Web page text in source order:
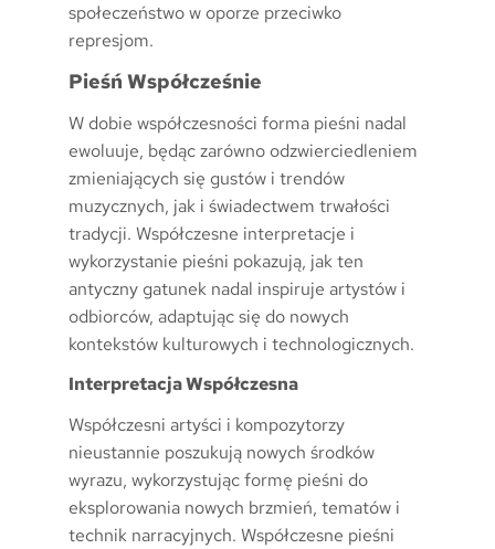
społeczeństwo w oporze przeciwko
represjom.
Pieśń Współcześnie
W dobie współczesności forma pieśni nadal
ewoluuje, będąc zarówno odzwierciedleniem
zmieniających się gustów i trendów
muzycznych, jak i świadectwem trwałości
tradycji. Współczesne interpretacje i
wykorzystanie pieśni pokazują, jak ten
antyczny gatunek nadal inspiruje artystów i
odbiorców, adaptując się do nowych
kontekstów kulturowych i technologicznych.
Interpretacja Współczesna
Współczesni artyści i kompozytorzy
nieustannie poszukują nowych środków
wyrazu, wykorzystując formę pieśni do
eksplorowania nowych brzmień, tematów i
technik narracyjnych. Współczesne pieśni